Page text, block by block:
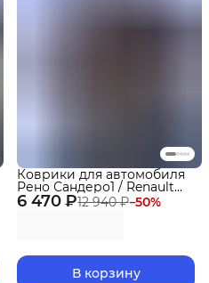
6 470 ₽12 940 ₽−50%
Коврики для автомобиля
Рено Сандеро1 / Renault
Sandero1 (2009-2014) в
В корзину